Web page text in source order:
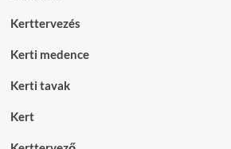
Kerttervezés
Kerti medence
Kerti tavak
Kert